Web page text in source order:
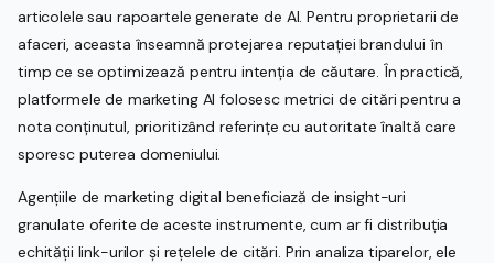
articolele sau rapoartele generate de AI. Pentru proprietarii de
afaceri, aceasta înseamnă protejarea reputației brandului în
timp ce se optimizează pentru intenția de căutare. În practică,
platformele de marketing AI folosesc metrici de citări pentru a
nota conținutul, prioritizând referințe cu autoritate înaltă care
sporesc puterea domeniului.
Agențiile de marketing digital beneficiază de insight-uri
granulate oferite de aceste instrumente, cum ar fi distribuția
echității link-urilor și rețelele de citări. Prin analiza tiparelor, ele